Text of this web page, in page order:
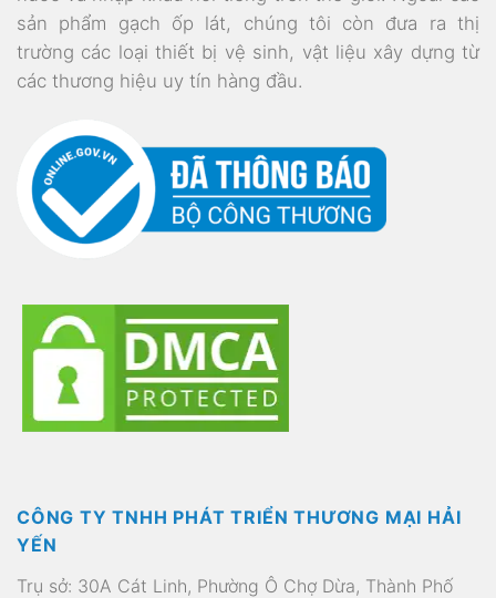
sản phẩm gạch ốp lát, chúng tôi còn đưa ra thị
trường các loại thiết bị vệ sinh, vật liệu xây dựng từ
các thương hiệu uy tín hàng đầu.
CÔNG TY TNHH PHÁT TRIỂN THƯƠNG MẠI HẢI
YẾN
Trụ sở: 30A Cát Linh, Phường Ô Chợ Dừa, Thành Phố